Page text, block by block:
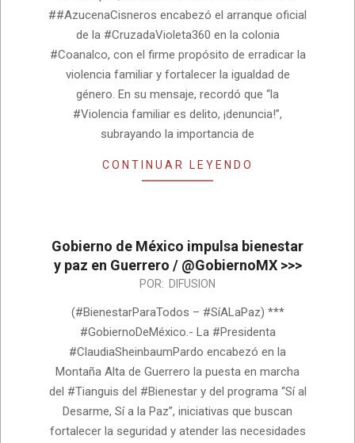
##AzucenaCisneros encabezó el arranque oficial
de la #CruzadaVioleta360 en la colonia
#Coanalco, con el firme propósito de erradicar la
violencia familiar y fortalecer la igualdad de
género. En su mensaje, recordó que “la
#Violencia familiar es delito, ¡denuncia!”,
subrayando la importancia de
CONTINUAR LEYENDO
Gobierno de México impulsa bienestar
y paz en Guerrero / @GobiernoMX >>>
POR: DIFUSION
(#BienestarParaTodos – #SíALaPaz) ***
#GobiernoDeMéxico.- La #Presidenta
#ClaudiaSheinbaumPardo encabezó en la
Montaña Alta de Guerrero la puesta en marcha
del #Tianguis del #Bienestar y del programa “Sí al
Desarme, Sí a la Paz”, iniciativas que buscan
fortalecer la seguridad y atender las necesidades